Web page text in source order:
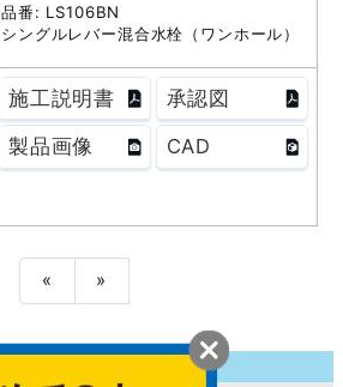
品番: LS106BN
シングルレバー混合水栓（ワンホール）
施工説明書 承認図
製品画像 CAD
« »